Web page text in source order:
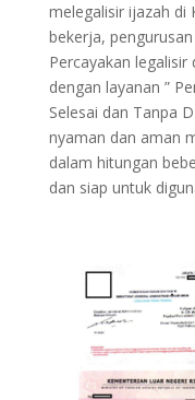
melegalisir ijazah di
bekerja,
Percayakan
dengan layanan ”
Selesai dan Tanpa
nyaman dan aman
dalam hitungan
dan siap untuk